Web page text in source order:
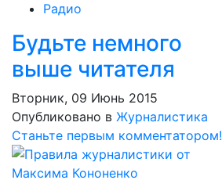
Радио
Будьте немного
выше читателя
Вторник, 09 Июнь 2015
Опубликовано в Журналистика
Станьте первым комментатором!